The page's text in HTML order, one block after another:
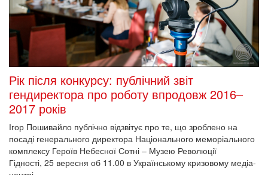
Київрада виділила Музею Революції
Гідності ділянку площею 1,22 га
14 вересня на пленарному засіданні Київської міської ради
депутати надали Музею Революції Гідності земельну ділянку
площею орієнтовно 1,22 га.
2017-09-14 18:00